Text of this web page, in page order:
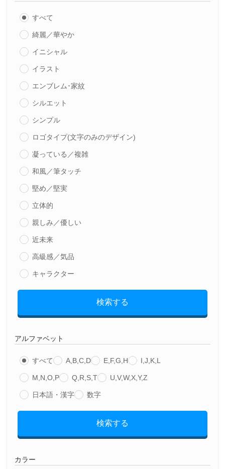
すべて
綺麗／華やか
イニシャル
イラスト
エンブレム･家紋
シルエット
シンプル
ロゴタイプ(文字のみのデザイン)
凝っている／複雑
和風／筆タッチ
堅め／堅実
立体的
親しみ／優しい
近未来
高級感／気品
キャラクター
検索する
アルファベット
すべて A,B,C,D E,F,G,H I,J,K,L
M,N,O,P Q,R,S,T U,V,W,X,Y,Z
日本語・漢字 数字
検索する
カラー